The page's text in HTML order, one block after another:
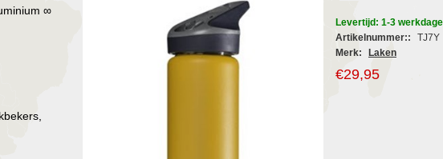
Levertijd: 1-3
Artikelnummer::
TJ7Y
Merk:
Laken
€29,95
∞